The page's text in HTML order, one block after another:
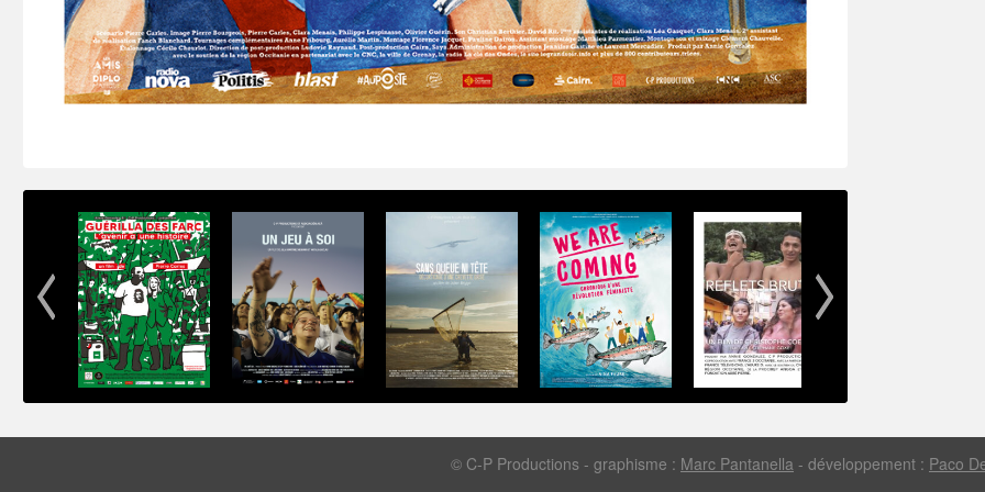
© C-P Productions - graphisme : Marc Pantanella - développement : Paco